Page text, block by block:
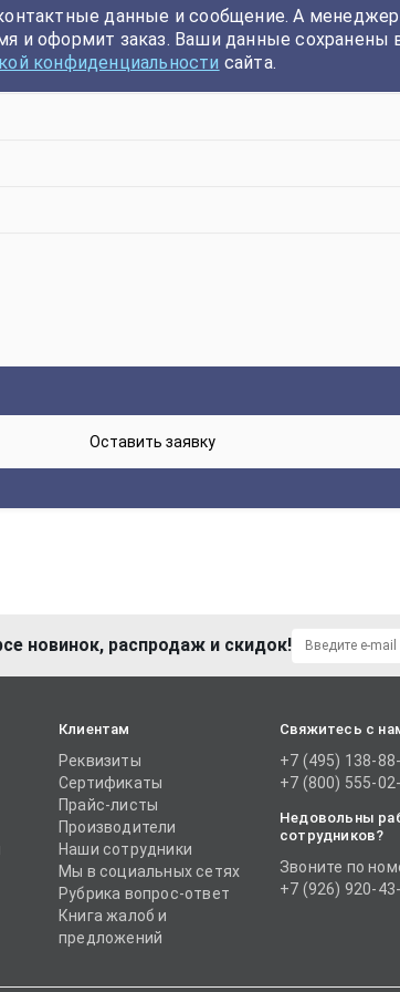
данные и сообщение. А
и оформит заказ. Ваши данные сохранены
конфиденциальности сайта.
новинок, распродаж и скидок!
Клиентам
Реквизиты
Сертификаты
Прайс-листы
Производители
Наши сотрудники
Мы в социальных сетях
Рубрика вопрос-ответ
Книга жалоб и
предложений
Свяжитесь с
+7 (495) 138-
+7 (800) 555-
Недовольны
сотрудников?
Звоните по
+7 (926) 920-